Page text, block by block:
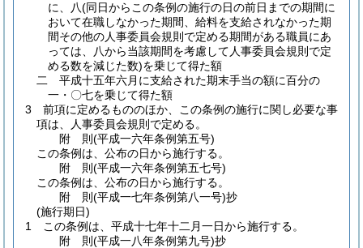
に、八(同日からこの条例の施行の日の前日までの期間に
おいて在職しなかった期間、給料を支給されなかった期
間その他の人事委員会規則で定める期間がある職員にあ
っては、八から当該期間を考慮して人事委員会規則で定
める数を減じた数)を乗じて得た額
二
平成十五年六月に支給された期末手当の額に百分の
一・〇七を乗じて得た額
3
前項に定めるもののほか、この条例の施行に関し必要な事
項は、人事委員会規則で定める。
附 則(平成一六年条例第五号)
この条例は、公布の日から施行する。
附 則(平成一六年条例第五七号)
この条例は、公布の日から施行する。
附 則(平成一七年条例第八一号)抄
(施行期日)
1
この条例は、平成十七年十二月一日から施行する。
附 則(平成一八年条例第九号)抄